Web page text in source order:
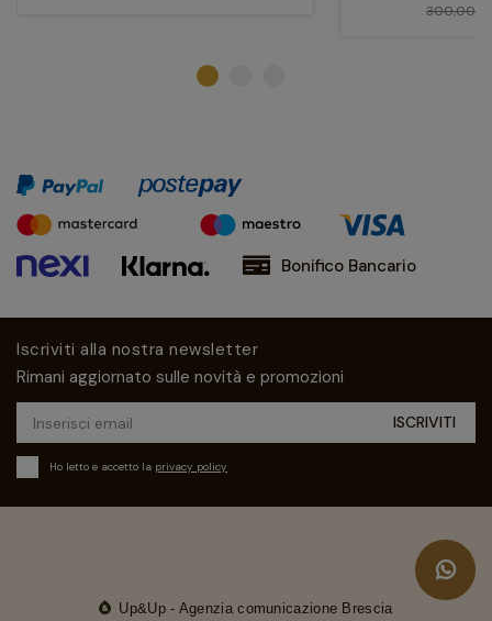
300,00 €
Bonifico Bancario
Iscriviti alla nostra newsletter
Rimani aggiornato sulle novità e promozioni
Ho letto e accetto la privacy policy
Up&Up - Agenzia comunicazione Brescia